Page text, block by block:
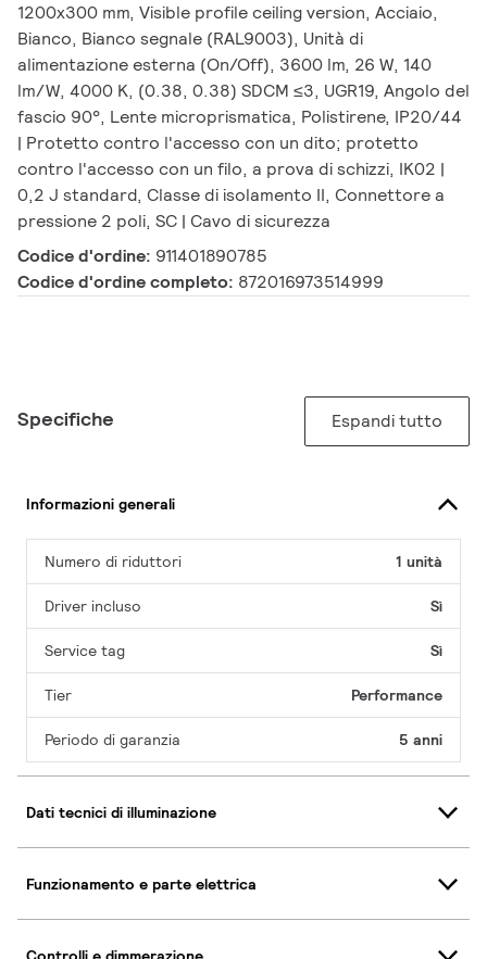
1200x300 mm, Visible profile ceiling version, Acciaio,
Bianco, Bianco segnale (RAL9003), Unità di
alimentazione esterna (On/Off), 3600 lm, 26 W, 140
lm/W, 4000 K, (0.38, 0.38) SDCM ≤3, UGR19, Angolo del
fascio 90°, Lente microprismatica, Polistirene, IP20/44
| Protetto contro l'accesso con un dito; protetto
contro l'accesso con un filo, a prova di schizzi, IK02 |
0,2 J standard, Classe di isolamento II, Connettore a
pressione 2 poli, SC | Cavo di sicurezza
Codice d'ordine: 911401890785
Codice d'ordine completo: 872016973514999
Specifiche Espandi tutto
Informazioni generali
Numero di riduttori 1 unità
Driver incluso Sì
Service tag Sì
Tier Performance
Periodo di garanzia 5 anni
Dati tecnici di illuminazione
Funzionamento e parte elettrica